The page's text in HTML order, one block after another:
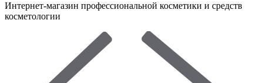
Интернет-магазин профессиональной косметики и средств
косметологии